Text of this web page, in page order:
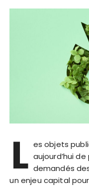
L es objets
aujourd’hui
demandés
un enjeu capital